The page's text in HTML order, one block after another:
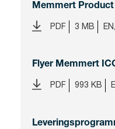
Memmert Product
PDF 3 MB
Flyer Memmert
PDF 993 KB